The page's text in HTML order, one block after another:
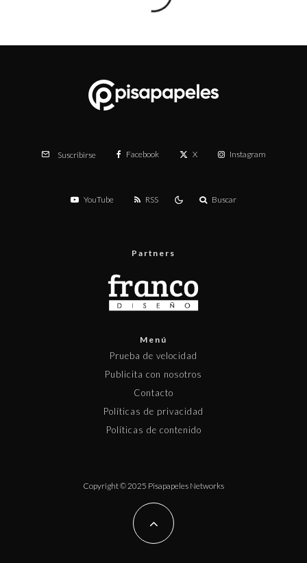
Suscribirse Facebook X Instagram
YouTube RSS Buscar
Partners
Menú
Prueba de velocidad
Publicita con nosotros
Contacto
Políticas de privacidad
Políticas de contenido
Copyright © 2025 Pisapapeles Networks